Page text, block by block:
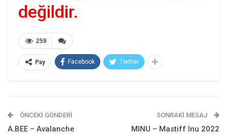
değildir.
259
Pay Facebook Twitter
ÖNCEKI GÖNDERI
A.BEE – Avalanche
SONRAKI MESAJ
MINU – Mastiff Inu 2022